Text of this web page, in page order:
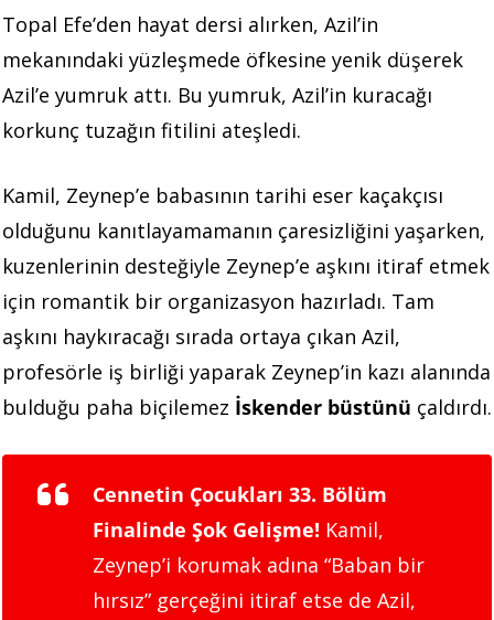
Topal Efe’den hayat dersi alırken, Azil’in
mekanındaki yüzleşmede öfkesine yenik düşerek
Azil’e yumruk attı. Bu yumruk, Azil’in kuracağı
korkunç tuzağın fitilini ateşledi.
Kamil, Zeynep’e babasının tarihi eser kaçakçısı
olduğunu kanıtlayamamanın çaresizliğini yaşarken,
kuzenlerinin desteğiyle Zeynep’e aşkını itiraf etmek
için romantik bir organizasyon hazırladı. Tam
aşkını haykıracağı sırada ortaya çıkan Azil,
profesörle iş birliği yaparak Zeynep’in kazı alanında
bulduğu paha biçilemez İskender büstünü çaldırdı.
Cennetin Çocukları 33. Bölüm
Finalinde Şok Gelişme! Kamil,
Zeynep’i korumak adına “Baban bir
hırsız” gerçeğini itiraf etse de Azil,